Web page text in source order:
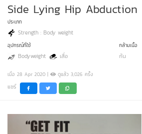
Side Lying Hip Abduction
ประเภท
Strength : Body weight
อุปกรณ์ที่ใช้
Bodyweight เสื่อ
กล้ามเนื้อ
ก้น
เมื่อ 28 Apr 2020 | ดูแล้ว 3,026 ครั้ง
แชร์